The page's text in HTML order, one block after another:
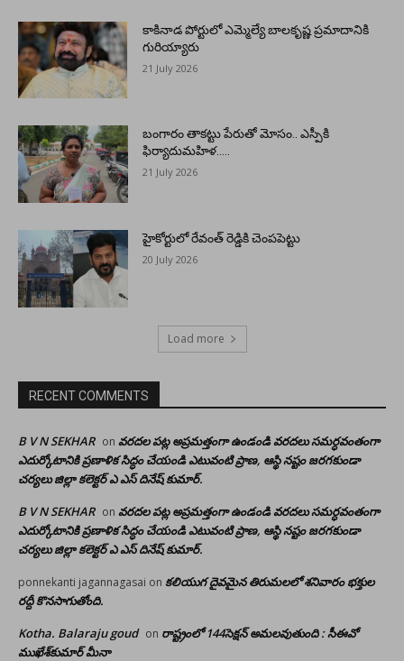
కాకినాడ పోర్టులో ఎమ్మెల్యే బాలకృష్ణ ప్రమాదానికి
గురియ్యారు
21 July 2026
బంగారం తాకట్టు పేరుతో మోసం.. ఎస్పీకి
ఫిర్యాదుమహిళ…..
21 July 2026
హైకోర్టులో రేవంత్ రెడ్డికి చెంపపెట్టు
20 July 2026
Load more
RECENT COMMENTS
B V N SEKHAR on వరదల పట్ల అప్రమత్తంగా ఉండండి వరదలు సమర్ధవంతంగా
ఎదుర్కోటానికి ప్రణాళిక సిద్ధం చేయండి ఎటువంటి ప్రాణ, ఆస్థి నష్టం జరగకుండా
చర్యలు జిల్లా కలెక్టర్ ఎ ఎస్ దినేష్ కుమార్.
B V N SEKHAR on వరదల పట్ల అప్రమత్తంగా ఉండండి వరదలు సమర్ధవంతంగా
ఎదుర్కోటానికి ప్రణాళిక సిద్ధం చేయండి ఎటువంటి ప్రాణ, ఆస్థి నష్టం జరగకుండా
చర్యలు జిల్లా కలెక్టర్ ఎ ఎస్ దినేష్ కుమార్.
ponnekanti jagannagasai on కలియుగ దైవమైన తిరుమలలో శనివారం భక్తుల
రద్దీ కొనసాగుతోంది.
Kotha. Balaraju goud on రాష్ట్రంలో 144సెక్షన్ అమలవుతుంది : సీఈవో
ముఖేశ్‌కుమార్‌ మీనా